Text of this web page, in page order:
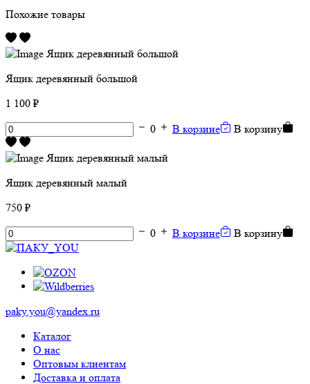
Похожие товары
Ящик деревянный большой
1 100 ₽
0
В корзине В корзину
Ящик деревянный малый
750 ₽
0
В корзине В корзину
paky.you@yandex.ru
Каталог
О нас
Оптовым клиентам
Доставка и оплата